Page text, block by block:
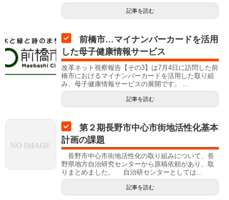
記事を読む
前橋市…マイナンバーカードを活用
した母子健康情報サービス
改革ネット視察報告【その3】は7月4日に訪問した前
橋市におけるマイナンバーカードを活用した取り組
み、母子健康情報サービスの展開です。 ...
記事を読む
第２期長野市中心市街地活性化基本
計画の課題
長野市中心市街地活性化の取り組みについて、長
野県地方自治研究センターから原稿依頼があり、取
りまとめました。 自治研センターとしては...
記事を読む